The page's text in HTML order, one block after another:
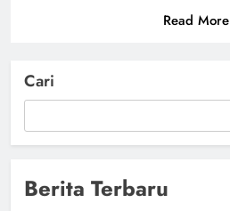
Read More
Cari
Berita Terbaru